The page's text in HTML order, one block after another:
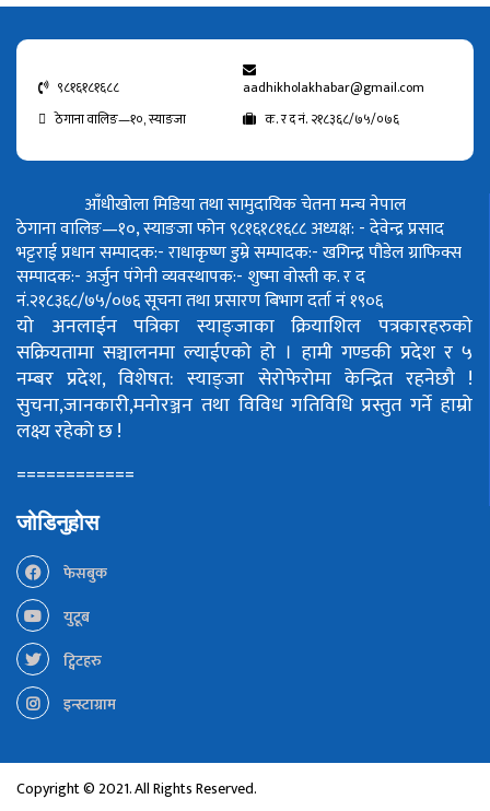
९८१६१८१६८८
aadhikholakhabar@gmail.com
ठेगाना वालिङ—१०, स्याङजा
क. र द नं. २१८३६८/७५/०७६
आँधीखोला मिडिया तथा सामुदायिक चेतना मन्च नेपाल
ठेगाना वालिङ—१०, स्याङजा फोन ९८१६१८१६८८अध्यक्ष: - देवेन्द्र प्रसाद
भट्टराईप्रधान सम्पादक:- राधाकृष्ण डुम्रेसम्पादक:- खगिन्द्र पौडेलग्राफिक्स
सम्पादक:- अर्जुन पंगेनीव्यवस्थापक:- शुष्मा वोस्तीक. र द
नं.२१८३६८/७५/०७६सूचना तथा प्रसारण बिभाग दर्ता नं १९०६
यो अनलाईन पत्रिका स्याङ्जाका क्रियाशिल पत्रकारहरुको
सक्रियतामा सञ्चालनमा ल्याईएको हो । हामी गण्डकी प्रदेश र ५
नम्बर प्रदेश, विशेषत: स्याङ्जा सेरोफेरोमा केन्द्रित रहनेछौ !
सुचना,जानकारी,मनोरञ्जन तथा विविध गतिविधि प्रस्तुत गर्ने हाम्रो
लक्ष्य रहेको छ !
============
जोडिनुहोस
फेसबुक
युटूब
ट्विटहरु
इन्स्टाग्राम
Copyright © 2021. All Rights Reserved.